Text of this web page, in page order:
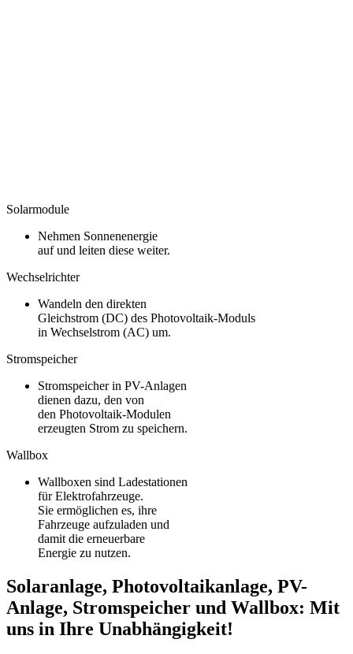
Solarmodule
Nehmen Sonnenenergie
auf und leiten diese weiter.
Wechselrichter
Wandeln den direkten
Gleichstrom (DC) des Photovoltaik-Moduls
in Wechselstrom (AC) um.
Stromspeicher
Stromspeicher in PV-Anlagen
dienen dazu, den von
den Photovoltaik-Modulen
erzeugten Strom zu speichern.
Wallbox
Wallboxen sind Ladestationen
für Elektrofahrzeuge.
Sie ermöglichen es, ihre
Fahrzeuge aufzuladen und
damit die erneuerbare
Energie zu nutzen.
Solaranlage, Photovoltaikanlage, PV-
Anlage, Stromspeicher und Wallbox: Mit
uns in Ihre Unabhängigkeit!